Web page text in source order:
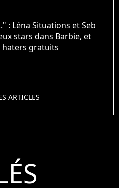
: Léna Situations et Seb
stars dans Barbie, et
haters gratuits
ARTICLES